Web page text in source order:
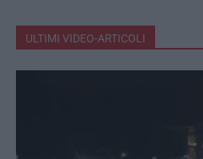
ULTIMI VIDEO-ARTICOLI